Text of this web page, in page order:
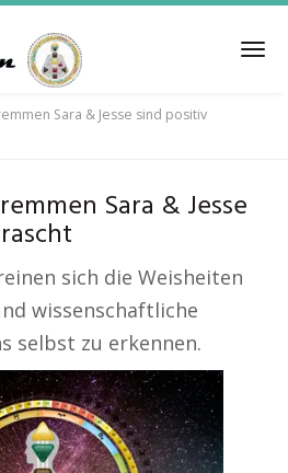
Sara & Jesse sind positiv
Sara & Jesse
sich die Weisheiten
wissenschaftliche
selbst zu erkennen.